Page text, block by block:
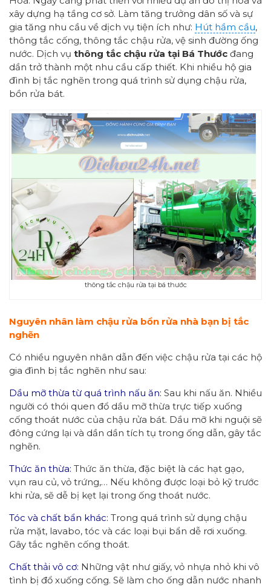
xây dựng hạ tầng cơ sở. Làm tăng trưởng dân số và sự
gia tăng nhu cầu về dịch vụ tiện ích như: Hút hầm cầu,
thông tắc cống, thông tắc chậu rửa, vệ sinh đường ống
nước. Dịch vụ thông tắc chậu rửa tại Bá Thước đang
dần trở thành một nhu cầu cấp thiết. Khi nhiều hộ gia
đình bị tắc nghẽn trong quá trình sử dụng chậu rửa,
bồn rửa bát.
thông tắc chậu rửa tại bá thước
Nguyên nhân làm chậu rửa bồn rửa nhà bạn bị tắc
nghẽn
Có nhiều nguyên nhân dẫn đến việc chậu rửa tại các hộ
gia đình bị tắc nghẽn như sau:
Dầu mỡ thừa từ quá trình nấu ăn: Sau khi nấu ăn. Nhiều
người có thói quen đổ dầu mỡ thừa trực tiếp xuống
cống thoát nước của chậu rửa bát. Dầu mỡ khi nguội sẽ
đông cứng lại và dần dần tích tụ trong ống dẫn, gây tắc
nghẽn.
Thức ăn thừa: Thức ăn thừa, đặc biệt là các hạt gạo,
vụn rau củ, vỏ trứng,… Nếu không được loại bỏ kỹ trước
khi rửa, sẽ dễ bị kẹt lại trong ống thoát nước.
Tóc và chất bẩn khác: Trong quá trình sử dụng chậu
rửa mặt, lavabo, tóc và các loại bụi bẩn dễ rơi xuống.
Gây tắc nghẽn cống thoát.
Chất thải vô cơ: Những vật như giấy, vỏ nhựa nhỏ khi vô
tình bị đổ xuống cống. Sẽ làm cho ống dẫn nước nhanh